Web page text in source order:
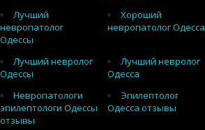
Лучший
невропатолог
Одессы
Хороший
невропатолог Одесса
Лучший невролог
Одессы
Лучший невролог
Одесса
Невропатологи
эпилептологи Одессы
отзывы
Эпилептолог
Одесса отзывы